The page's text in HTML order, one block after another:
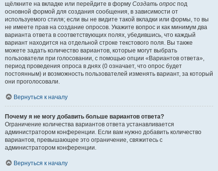
щёлкните на вкладке или перейдите в форму Создать опрос под
основной формой для создания сообщения, в зависимости от
используемого стиля; если вы не видите такой вкладки или формы, то вы
не имеете прав на создание опросов. Укажите вопрос и как минимум два
варианта ответа в соответствующих полях, убедившись, что каждый
вариант находится на отдельной строке текстового поля. Вы также
можете задать количество вариантов, которые могут выбрать
пользователи при голосовании, с помощью опции «Вариантов ответа»,
период проведения опроса в днях (0 означает, что опрос будет
постоянным) и возможность пользователей изменять вариант, за который
они проголосовали.
Вернуться к началу
Почему я не могу добавить больше вариантов ответа?
Ограничение количества вариантов ответа устанавливается
администратором конференции. Если вам нужно добавить количество
вариантов, превышающее это ограничение, свяжитесь с
администратором конференции.
Вернуться к началу